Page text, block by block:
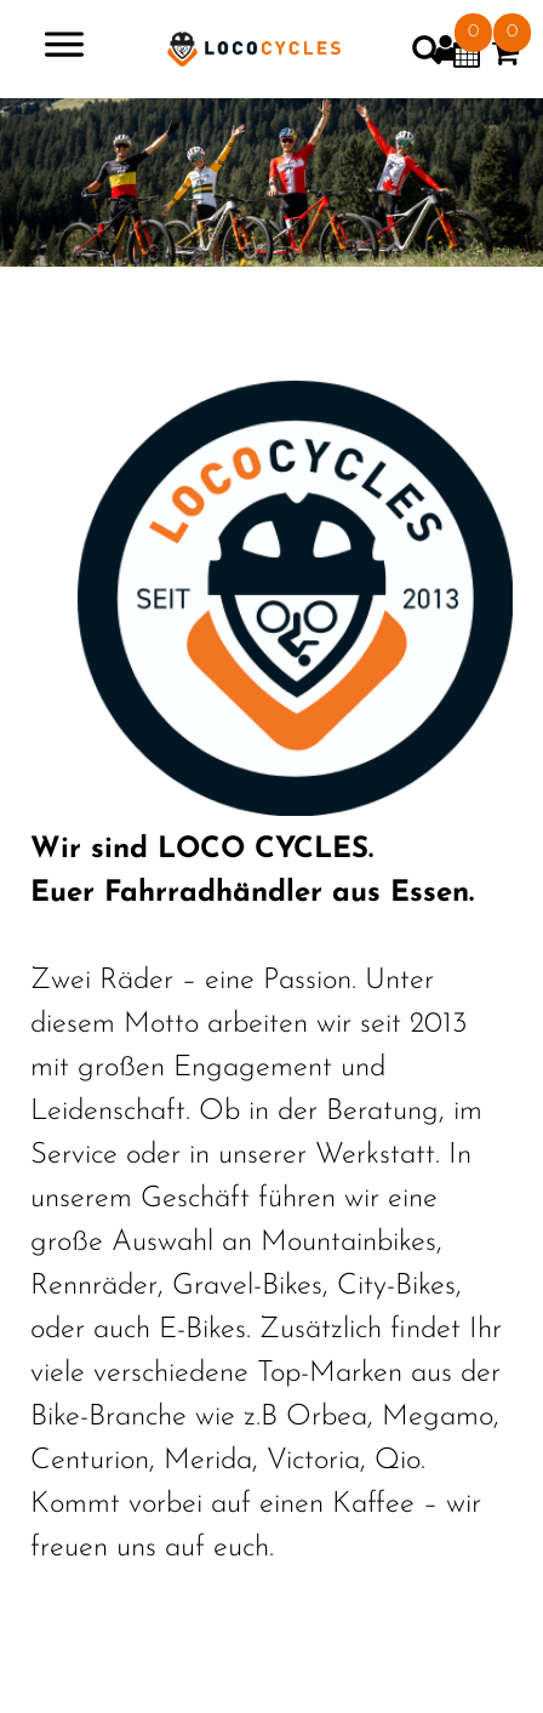
0 0
Wir sind LOCO CYCLES.
Euer Fahrradhändler aus Essen.
Zwei Räder – eine Passion. Unter
diesem Motto arbeiten wir seit 2013
mit großen Engagement und
Leidenschaft. Ob in der Beratung, im
Service oder in unserer Werkstatt. In
unserem Geschäft führen wir eine
große Auswahl an Mountainbikes,
Rennräder, Gravel-Bikes, City-Bikes,
oder auch E-Bikes. Zusätzlich findet Ihr
viele verschiedene Top-Marken aus der
Bike-Branche wie z.B Orbea, Megamo,
Centurion, Merida, Victoria, Qio.
Kommt vorbei auf einen Kaffee – wir
freuen uns auf euch.